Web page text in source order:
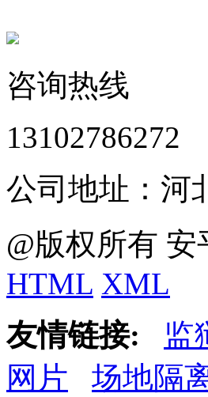
咨询热线
13102786272
公司地址：河
@版权所有
HTML XML
友情链接:
监
网片
场地隔